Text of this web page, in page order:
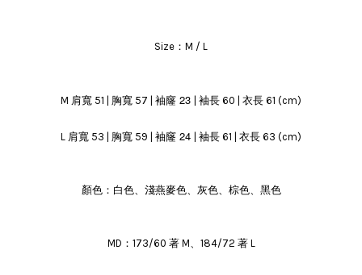
Size：M / L
M 肩寬 51 | 胸寬 57 | 袖窿 23 | 袖長 60 | 衣長 61 (cm)
L 肩寬 53 | 胸寬 59 | 袖窿 24 | 袖長 61 | 衣長 63 (cm)
顏色：白色、淺燕麥色、灰色、棕色、黑色
MD：173/60 著 M、184/72 著 L